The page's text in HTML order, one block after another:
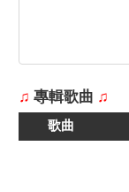
♫ 專輯歌曲 ♫
歌曲